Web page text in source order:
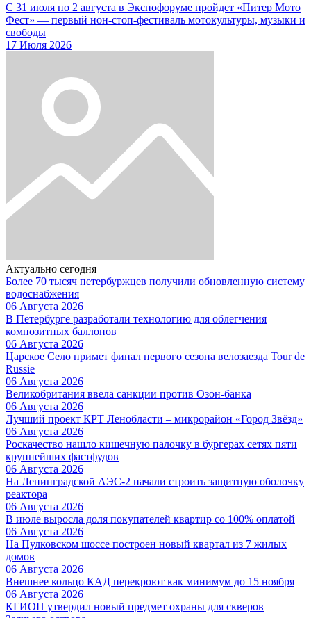
С 31 июля по 2 августа в Экспофоруме пройдет «Питер Мото
Фест» — первый нон-стоп-фестиваль мотокультуры, музыки и
свободы
17 Июля 2026
Актуально сегодня
Более 70 тысяч петербуржцев получили обновленную систему
водоснабжения
06 Августа 2026
В Петербурге разработали технологию для облегчения
композитных баллонов
06 Августа 2026
Царское Село примет финал первого сезона велозаезда Tour de
Russie
06 Августа 2026
Великобритания ввела санкции против Озон-банка
06 Августа 2026
Лучший проект КРТ Ленобласти – микрорайон «Город Звёзд»
06 Августа 2026
Роскачество нашло кишечную палочку в бургерах сетях пяти
крупнейших фастфудов
06 Августа 2026
На Ленинградской АЭС-2 начали строить защитную оболочку
реактора
06 Августа 2026
В июле выросла доля покупателей квартир со 100% оплатой
06 Августа 2026
На Пулковском шоссе построен новый квартал из 7 жилых
домов
06 Августа 2026
Внешнее кольцо КАД перекроют как минимум до 15 ноября
06 Августа 2026
КГИОП утвердил новый предмет охраны для скверов